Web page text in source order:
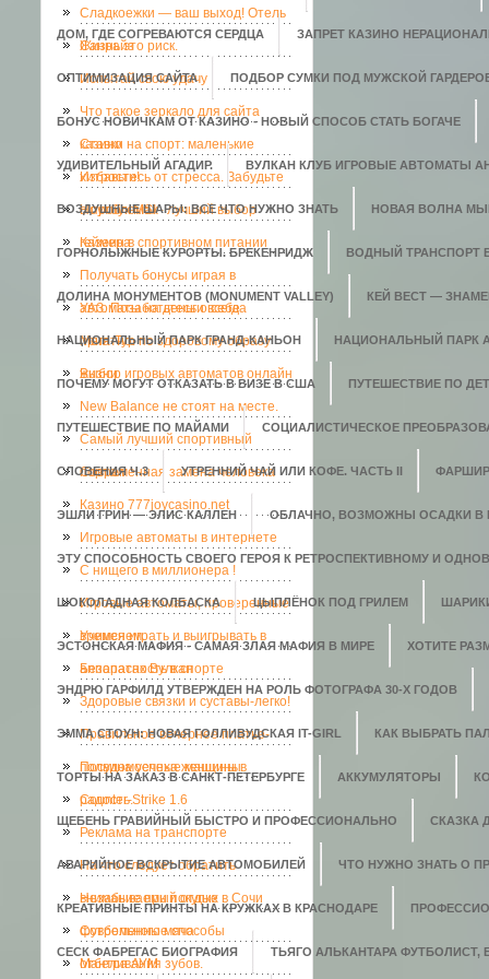
ДОМ, ГДЕ СОГРЕВАЮТСЯ СЕРДЦА ЗАПРЕТ КАЗИНО
ОПТИМИЗАЦИЯ САЙТА ПОДБОР СУМКИ ПОД МУЖСКОЙ
БОНУС НОВИЧКАМ ОТ КАЗИНО - НОВЫЙ СПОСОБ СТАТЬ БОГАЧЕ
УДИВИТЕЛЬНЫЙ АГАДИР. ВУЛКАН КЛУБ ИГРОВЫЕ АВТОМАТЫ
ВОЗДУШНЫЕ ШАРЫ: ВСЕ ЧТО НУЖНО ЗНАТЬ НОВАЯ ВОЛНА
ГОРНОЛЫЖНЫЕ КУРОРТЫ. БРЕКЕНРИДЖ ВОДНЫЙ ТРАНСПОРТ
ДОЛИНА МОНУМЕНТОВ (MONUMENT VALLEY) КЕЙ ВЕСТ —
НАЦИОНАЛЬНЫЙ ПАРК ГРАНД-КАНЬОН НАЦИОНАЛЬНЫЙ ПАРК
ПОЧЕМУ МОГУТ ОТКАЗАТЬ В ВИЗЕ В США ПУТЕШЕСТВИЕ ПО
ПУТЕШЕСТВИЕ ПО МАЙАМИ СОЦИАЛИСТИЧЕСКОЕ
СЛОВЕНИЯ Ч.3 УТРЕННИЙ ЧАЙ ИЛИ КОФЕ. ЧАСТЬ II
ЭШЛИ ГРИН — ЭЛИС КАЛЛЕН ОБЛАЧНО, ВОЗМОЖНЫ ОСАДКИ В
ЭТУ СПОСОБНОСТЬ СВОЕГО ГЕРОЯ К РЕТРОСПЕКТИВНОМУ И
ШОКОЛАДНАЯ КОЛБАСКА ЦЫПЛЁНОК ПОД ГРИЛЕМ
ЭСТОНСКАЯ МАФИЯ - САМАЯ ЗЛАЯ МАФИЯ В МИРЕ ХОТИТЕ
ЭНДРЮ ГАРФИЛД УТВЕРЖДЕН НА РОЛЬ ФОТОГРАФА 30-Х ГОДОВ
ЭММА СТОУН: НОВАЯ ГОЛЛИВУДСКАЯ IT-GIRL КАК ВЫБРАТЬ
ТОРТЫ НА ЗАКАЗ В САНКТ-ПЕТЕРБУРГЕ АККУМУЛЯТОРЫ
ЩЕБЕНЬ ГРАВИЙНЫЙ БЫСТРО И ПРОФЕССИОНАЛЬНО СКАЗКА
АВАРИЙНОЕ ВСКРЫТИЕ АВТОМОБИЛЕЙ ЧТО НУЖНО ЗНАТЬ О
КРЕАТИВНЫЕ ПРИНТЫ НА КРУЖКАХ В КРАСНОДАРЕ
СЕСК ФАБРЕГАС БИОГРАФИЯ ТЬЯГО АЛЬКАНТАРА ФУТБОЛИСТ,
Сладкоежки — ваш выход! Отель
Санрайз
Жизнь это риск.
Испытай свою удачу
Что такое зеркало для сайта
казино
Ставки на спорт: маленькие
хитрости!
Избавьтесь от стресса. Забудьте
о проблемах
Ноутбук MSI - лучший выбор
геймера
Казеин в спортивном питании
Получать бонусы играя в
автоматы на деньги всегда
приятно.
УАЗ. Позаботьтесь о себе
Мега-Тур по здоровому образу
жизни
Выбор игровых автоматов онлайн
New Balance не стоят на месте.
Самый лучший спортивный
портал
Современная замена человека
Казино 777joycasino.net
Игровые автоматы в интернете
C нищего в миллионера !
Игровые автоматы, проверенные
временем.
Учимся играть и выигрывать в
аппаратах Вулкан
Безопасность в спорте
Здоровые связки и суставы-легко!
Правильное вечернее платье-
полвина успеха женщины
Посудомоечные машины в
радость.
Counter-Strike 1.6
Реклама на транспорте
На что следует обратить
внимание при покупке
футбольного мяча
Незабываемый отдых в Сочи
Современные способы
отбеливания зубов.
Мантра АУМ